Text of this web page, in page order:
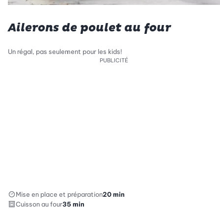
Ailerons de poulet au four
Un régal, pas seulement pour les kids!
PUBLICITÉ
Mise en place et préparation20 min
Cuisson au four35 min